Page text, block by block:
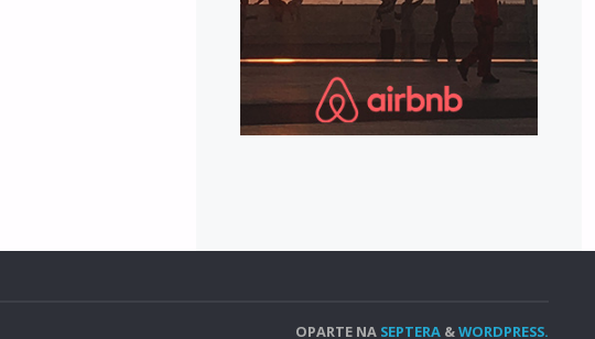
OPARTE NA SEPTERA &WORDPRESS.